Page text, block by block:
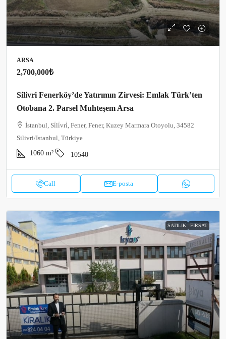
ARSA
2,700,000₺
Silivri Fenerköy’de Yatırımın Zirvesi: Emlak Türk’ten
Otobana 2. Parsel Muhteşem Arsa
İstanbul, Si̇li̇vri̇, Fener, Fener, Kuzey Marmara Otoyolu, 34582
Silivri/Istanbul, Türkiye
1060 m² 10540
Call E-posta
SATILIK FIRSAT